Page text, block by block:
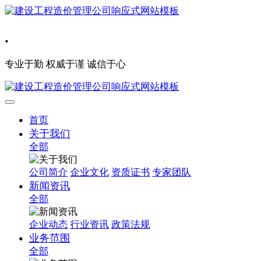
.
专业于勤 权威于谨 诚信于心
首页
关于我们
全部
公司简介 企业文化 资质证书 专家团队
新闻资讯
全部
企业动态 行业资讯 政策法规
业务范围
全部